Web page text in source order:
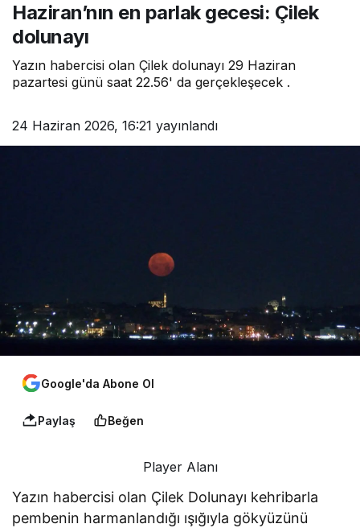
Haziran’nın en parlak gecesi: Çilek
dolunayı
Yazın habercisi olan Çilek dolunayı 29 Haziran
pazartesi günü saat 22.56' da gerçekleşecek .
24 Haziran 2026, 16:21 yayınlandı
Google'da Abone Ol
Paylaş Beğen
Player Alanı
Yazın habercisi olan Çilek Dolunayı kehribarla
pembenin harmanlandığı ışığıyla gökyüzünü